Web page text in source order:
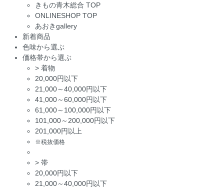
きもの青木総合 TOP
ONLINESHOP TOP
あおきgallery
新着商品
色味から選ぶ
価格帯から選ぶ
> 着物
20,000円以下
21,000～40,000円以下
41,000～60,000円以下
61,000～100,000円以下
101,000～200,000円以下
201,000円以上
※税抜価格
> 帯
20,000円以下
21,000～40,000円以下